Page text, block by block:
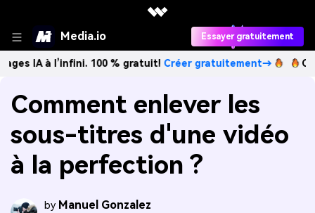
Media.io Essayer gratuitement
100 % gratuit!Créer gratuitement→ Créez des
Comment enlever les
sous-titres d'une vidéo
à la perfection ?
by Manuel Gonzalez